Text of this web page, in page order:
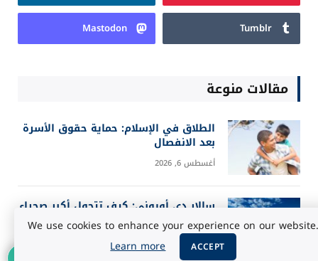
Tumblr
Mastodon
مقالات منوعة
الطلاق في الإسلام: حماية حقوق الأسرة
بعد الانفصال
أغسطس 6, 2026
سالار دي أويوني: كيف تتحول أكبر صحراء
ملحية إلى مرآة للسماء؟
أغسطس 5, 2026
We use cookies to enhance your experience on our website.
Learn more
ACCEPT